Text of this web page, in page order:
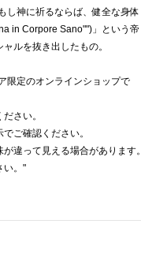
し神に祈るならば、健全な身体
in Corpore Sano"")」という帝
ルを抜き出したもの。
限定のオンラインショップで
さい。
ご確認ください。
違って見える場合があります。
い。"